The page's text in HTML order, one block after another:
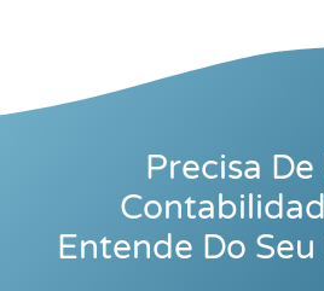
Precisa De
Entende Do